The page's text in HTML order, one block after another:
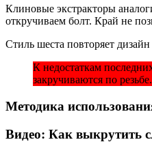
Клиновые экстракторы
откручиваем болт. Край не
Стиль шеста повторяет
К недостаткам
закручиваются по резьбе.
Методика
Видео: Как выкрутить